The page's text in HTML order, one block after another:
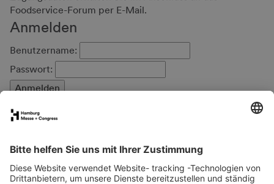
Foodservice-Forum per E-Mail.
Anmelden
Benutzername:
Passwort:
FAQs für Ausstellende
eNews